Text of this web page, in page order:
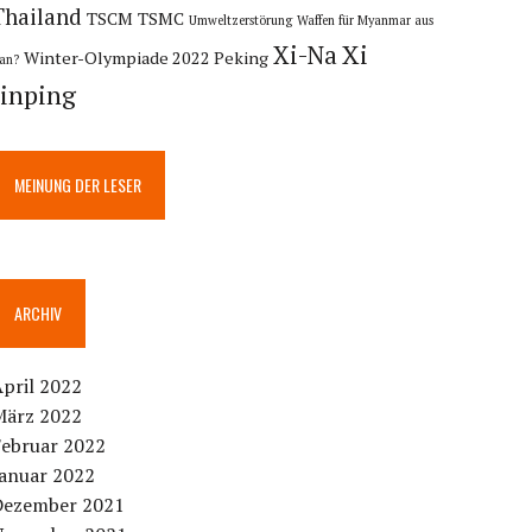
TSCM TSMC Umweltzerstörung Waffen für Myanmar aus
Winter-Olympiade 2022 Peking Xi-NaXi
MEINUNG DER LESER
ARCHIV
2022
2022
2022
2022
2021